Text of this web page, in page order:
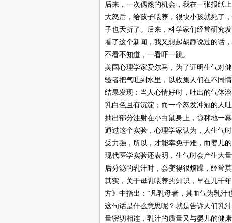
后来，一次偶然的机会，我在一张报纸
大怒后，给孩子喂养，很快小孩就死了
子也夭折了。后来，科学家们经常研究
看了这个新闻，我又想起胡静说过的话
不看不知道，一看吓一跳。
美国心理学家爱尔马，为了证明生气对
验者把气吐到水里，以收集人们在不同情
结果发现：当人心情好时，吐出的气体
乳白色且有沉淀；而一个怒发冲冠的人
抽出部分注射在小白鼠身上，惊秫地一
通过这个实验，心理学家认为，人生气
受力强，所以，才能幸免于难，而婴儿
现代医学实验还表明，生气时会产生大
后分泌的乳汁时，会变得很烦躁，经常
其实，关于母乳喂养的知识，早在几千
方》中指出：“凡乳母者，其血气为乳
这句话是什么意思呢？就是告诉人们乳
量密切相连，乳汁的质量又与婴儿的健